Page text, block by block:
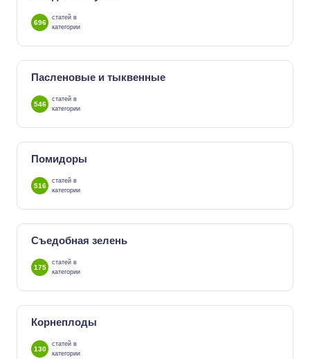
696
статей в
категории
Пасленовые и тыквенные
546
статей в
категории
Помидоры
516
статей в
категории
Съедобная зелень
175
статей в
категории
Корнеплоды
130
статей в
категории